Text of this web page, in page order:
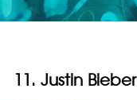
11. Justin Bieber